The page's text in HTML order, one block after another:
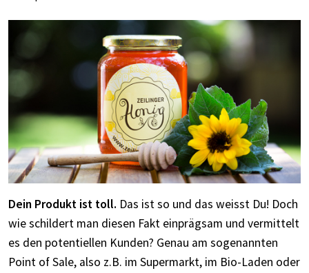
Dein Produkt ist toll. Das ist so und das weisst Du! Doch
wie schildert man diesen Fakt einprägsam und vermittelt
es den potentiellen Kunden? Genau am sogenannten
Point of Sale, also z.B. im Supermarkt, im Bio-Laden oder